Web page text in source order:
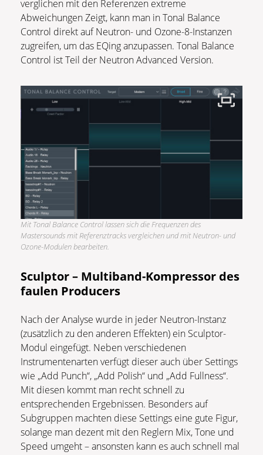
verglichen mit den Referenzen extreme
Abweichungen Zeigt, kann man in Tonal Balance
Control direkt auf Neutron- und Ozone-8-Instanzen
zugreifen, um das EQing anzupassen. Tonal Balance
Control ist Teil der Neutron Advanced Version.
Mit Tonal Balance Control lassen sich die Frequenzen des
Mastersounds mit Referenztracks vergleichen und mit Neutron- und
Ozone-Modulen bearbeiten.
Sculptor – Multiband-Kompressor des
faulen Producers
Nach der Analyse wurde in jeder Neutron-Instanz
(zusätzlich zu den anderen Effekten) ein Sculptor-
Modul eingefügt. Neben verschiedenen
Instrumentenarten verfügt dieser auch über Settings
wie „Add Punch“, „Add Polish“ und „Add Fullness“.
Mit diesen kommt man recht schnell zu
entsprechenden Ergebnissen. Besonders auf
Subgruppen machten diese Settings eine gute Figur,
solange man dezent mit den Reglern Mix, Tone und
Speed umgeht – ansonsten kann es auch schnell mal